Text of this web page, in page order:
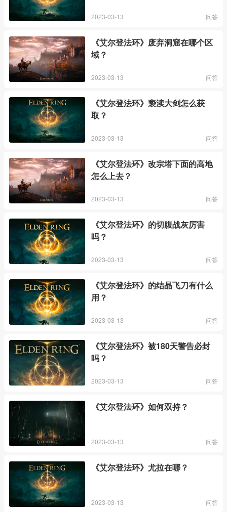
2023-03-13 问答
《艾尔登法环》废弃洞窟在哪个区
域？
2023-03-13 问答
《艾尔登法环》亵渎大剑怎么获
取？
2023-03-13 问答
《艾尔登法环》改宗塔下面的高地
怎么上去？
2023-03-13 问答
《艾尔登法环》的切腹战灰厉害
吗？
2023-03-13 问答
《艾尔登法环》的结晶飞刀有什么
用？
2023-03-13 问答
《艾尔登法环》被180天警告必封
吗？
2023-03-13 问答
《艾尔登法环》如何双持？
2023-03-13 问答
《艾尔登法环》尤拉在哪？
2023-03-13 问答